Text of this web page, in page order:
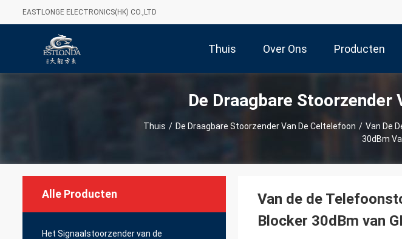
EASTLONGE ELECTRONICS(HK) CO.,LTD
Thuis Over Ons Producten
De Draagbare Stoorzender
Thuis / De Draagbare Stoorzender Van De Celtelefoon / Van De
30dBm
Alle Producten
Het Signaalstoorzender van de
Van de de
Blocker 30dBm van